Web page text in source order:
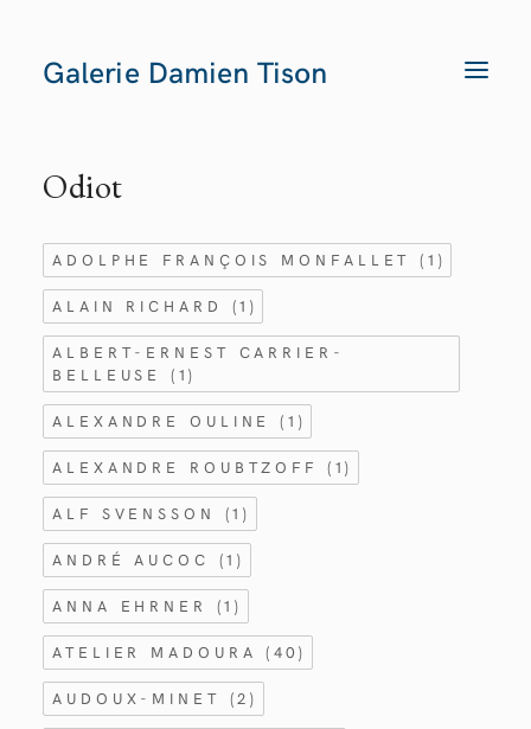
T
Galerie Damien Tison
Odiot
ADOLPHE FRANÇOIS MONFALLET(1)
ALAIN RICHARD (1)
ALBERT-ERNEST CARRIER-
BELLEUSE(1)
ALEXANDRE OULINE(1)
ALEXANDRE ROUBTZOFF(1)
ALF SVENSSON (1)
ANDRÉ AUCOC (1)
ANNA EHRNER (1)
ATELIER MADOURA(40)
AUDOUX-MINET (2)